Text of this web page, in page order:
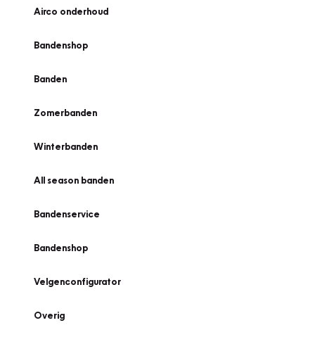
Airco onderhoud
Bandenshop
Banden
Zomerbanden
Winterbanden
All season banden
Bandenservice
Bandenshop
Velgenconfigurator
Overig